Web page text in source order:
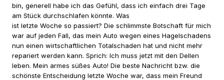
bin, generell habe ich das Gefühl, dass ich einfach drei Tage
am Stück durchschlafen könnte. Was
ist letzte Woche so passiert? Die schlimmste Botschaft für mich
war auf jeden Fall, das mein Auto wegen eines Hagelschadens
nun einen wirtschaftlichen Totalschaden hat und nicht mehr
repariert werden kann. Sprich: Ich muss jetzt mit den Dellen
leben. Mein armes süßes Auto! Die beste Nachricht bzw. die
schönste Entscheidung letzte Woche war, dass mein Freund